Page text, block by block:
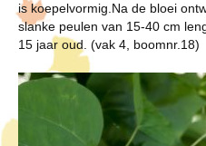
is koepelvormig.Na de bloei
slanke peulen van 15-40 cm
15 jaar oud. (vak 4, boomnr.18)